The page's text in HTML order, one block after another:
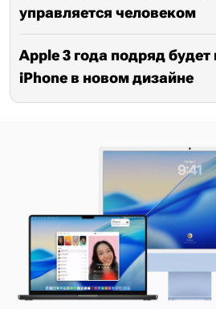
управляется человеком
Apple 3 года подряд
iPhone в новом дизайне